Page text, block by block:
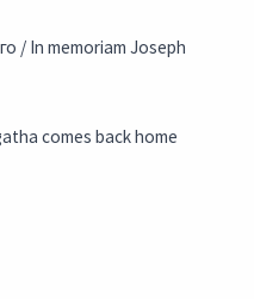
/ In memoriam Joseph
comes back home